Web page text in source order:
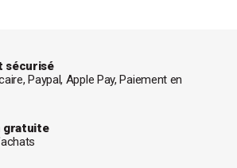
sécurisé
Paypal, Apple Pay, Paiement en
gratuite